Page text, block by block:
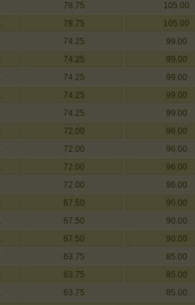
78.75
105.00
78.75
105.00
74.25
99.00
74.25
99.00
74.25
99.00
74.25
99.00
74.25
99.00
72.00
96.00
72.00
96.00
72.00
96.00
72.00
96.00
67.50
90.00
67.50
90.00
67.50
90.00
63.75
85.00
63.75
85.00
63.75
85.00